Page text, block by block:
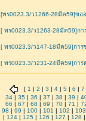
[พร0023.3/ว1266-28มีค59]ขอ
[ พร0023.3/ว1263-28มีค59]กา
[ พร0023.3/ว147-18มีค59]การ
[ พร0023.3/ว231-24มีค59]กา
[ 1 | 2 | 3 | 4| 5| 6 | 7
34 | 35 | 36 | 37 | 38 | 39 |
66 | 67 | 68 | 69 | 70 | 71 |
98 | 99 | 100 | 101 | 102 | 103
| 124| 125| 126 | 127 | 128 |